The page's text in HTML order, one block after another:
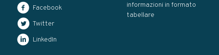
Facebook
Twitter
LinkedIn
informazioni in formato
tabellare